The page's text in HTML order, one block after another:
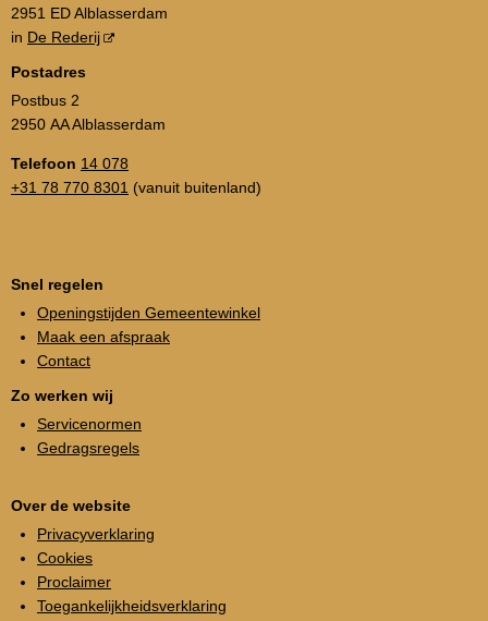
2951 ED Alblasserdam
in De Rederij
Postadres
Postbus 2
2950 AA Alblasserdam
Telefoon 14 078
+31 78 770 8301 (vanuit buitenland)
Snel regelen
Openingstijden Gemeentewinkel
Maak een afspraak
Contact
Zo werken wij
Servicenormen
Gedragsregels
Over de website
Privacyverklaring
Cookies
Proclaimer
Toegankelijkheidsverklaring